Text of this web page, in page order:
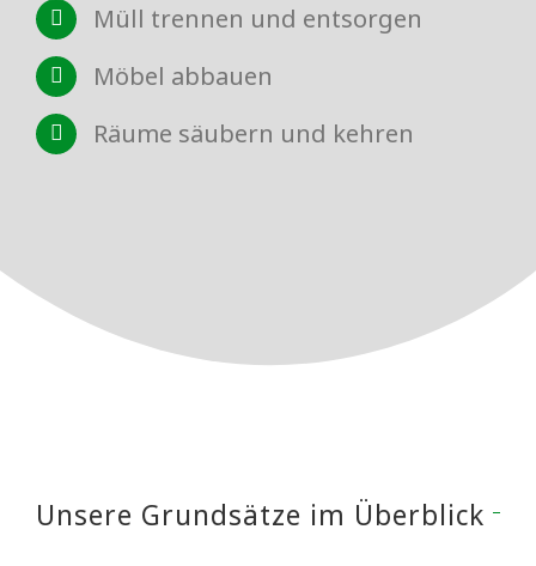
Müll trennen und entsorgen
Möbel abbauen
Räume säubern und kehren
Unsere Grundsätze im Überblick